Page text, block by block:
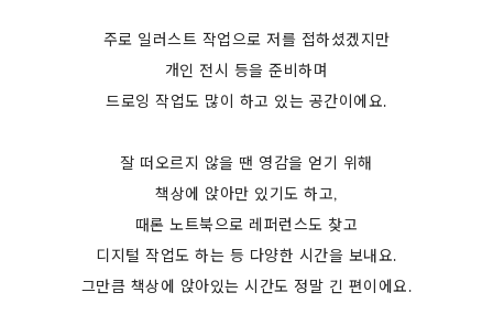
주로 일러스트 작업으로 저를 접하셨겠지만
개인 전시 등을 준비하며
드로잉 작업도 많이 하고 있는 공간이에요.
잘 떠오르지 않을 땐 영감을 얻기 위해
책상에 앉아만 있기도 하고,
때론 노트북으로 레퍼런스도 찾고
디지털 작업도 하는 등 다양한 시간을 보내요.
그만큼 책상에 앉아있는 시간도 정말 긴 편이에요.